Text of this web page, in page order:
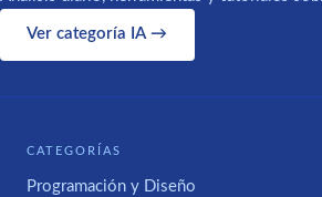
Ver categoría IA →
CATEGORÍAS
Programación y Diseño